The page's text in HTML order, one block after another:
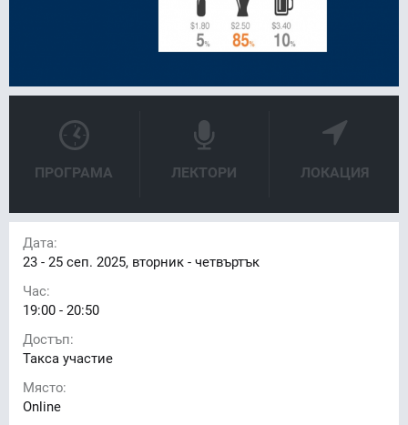
ПРОГРАМА ЛЕКТОРИ ЛОКАЦИЯ
Дата:
23 - 25 сеп. 2025, вторник - четвъртък
Час:
19:00 - 20:50
Достъп:
Такса участие
Място:
Online